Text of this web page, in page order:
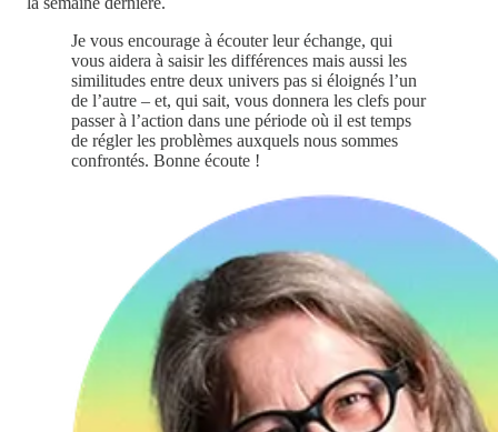
Je vous encourage à écouter leur échange, qui
vous aidera à saisir les différences mais aussi les
similitudes entre deux univers pas si éloignés l’un
de l’autre – et, qui sait, vous donnera les clefs pour
passer à l’action dans une période où il est temps
de régler les problèmes auxquels nous sommes
confrontés. Bonne écoute !